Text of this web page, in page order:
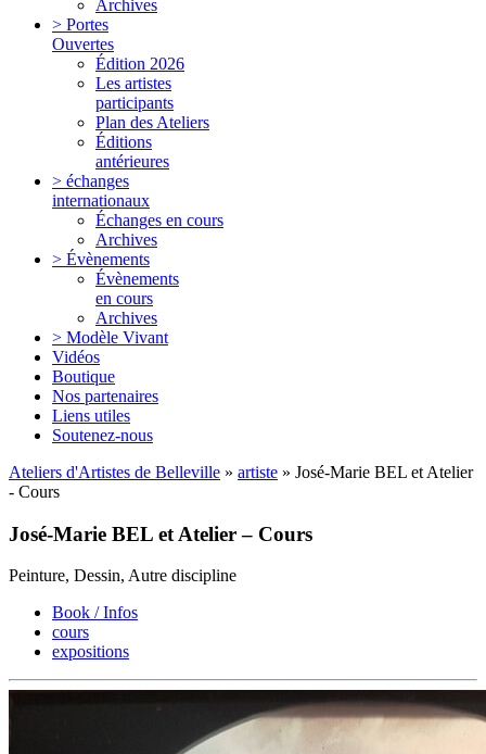
Archives
> Portes
Ouvertes
Édition 2026
Les artistes
participants
Plan des Ateliers
Éditions
antérieures
> échanges
internationaux
Échanges en cours
Archives
> Évènements
Évènements
en cours
Archives
> Modèle Vivant
Vidéos
Boutique
Nos partenaires
Liens utiles
Soutenez-nous
Ateliers d'Artistes de Belleville » artiste » José-Marie BEL et Atelier
- Cours
José-Marie BEL et Atelier – Cours
Peinture, Dessin, Autre discipline
Book / Infos
cours
expositions